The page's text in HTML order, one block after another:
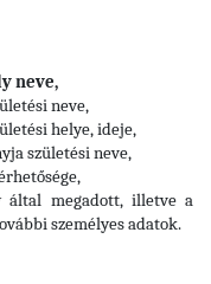
neve,
neve,
helye, ideje,
születési neve,
által megadott, illetve a
személyes adatok.